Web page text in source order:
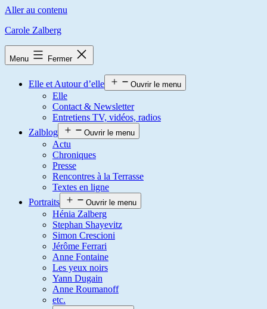
Aller au contenu
Carole Zalberg
Menu Fermer
Elle et Autour d’elle Ouvrir le menu
Elle
Contact & Newsletter
Entretiens TV, vidéos, radios
Zalblog
Ouvrir le menu
Actu
Chroniques
Presse
Rencontres à la Terrasse
Textes en ligne
Portraits
Ouvrir le menu
Hénia Zalberg
Stephan Shayevitz
Simon Crescioni
Jérôme Ferrari
Anne Fontaine
Les yeux noirs
Yann Dugain
Anne Roumanoff
etc.